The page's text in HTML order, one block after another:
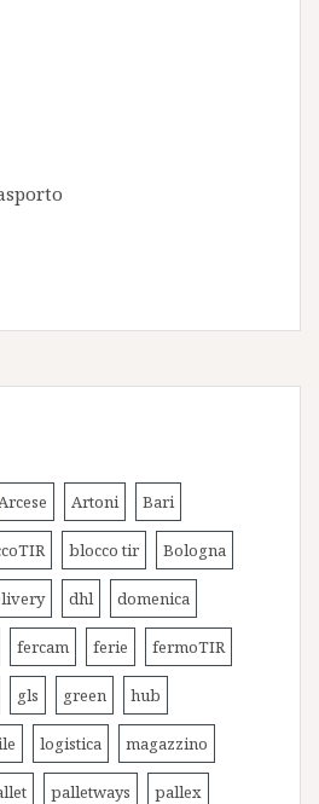
Artoni Bari
blocco tir Bologna
dhl domenica
fercam ferie fermoTIR
gls green hub
logistica magazzino
palletways pallex